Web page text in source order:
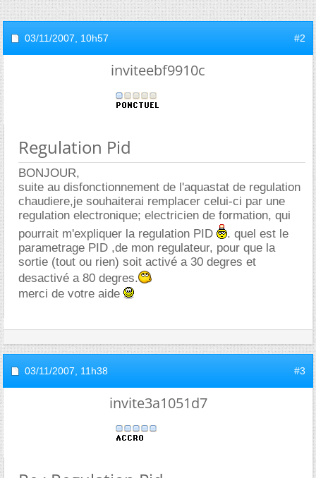
03/11/2007, 10h57 #2
inviteebf9910c
Regulation Pid
BONJOUR,
suite au disfonctionnement de l'aquastat de regulation
chaudiere,je souhaiterai remplacer celui-ci par une
regulation electronique; electricien de formation, qui
pourrait m'expliquer la regulation PID
. quel est le
parametrage PID ,de mon regulateur, pour que la
sortie (tout ou rien) soit activé a 30 degres et
desactivé a 80 degres.
merci de votre aide
03/11/2007, 11h38 #3
invite3a1051d7